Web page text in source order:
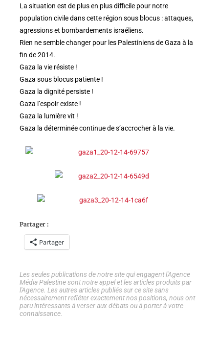
La situation est de plus en plus difficile pour notre
population civile dans cette région sous blocus : attaques,
agressions et bombardements israéliens.
Rien ne semble changer pour les Palestiniens de Gaza à la
fin de 2014.
Gaza la vie résiste !
Gaza sous blocus patiente !
Gaza la dignité persiste !
Gaza l’espoir existe !
Gaza la lumière vit !
Gaza la déterminée continue de s’accrocher à la vie.
Partager :
Partager
Les seules publications de notre site qui engagent l'Agence
Média Palestine sont notre appel et les articles produits par
l'Agence. Les autres articles publiés sur ce site sans
nécessairement refléter exactement nos positions, nous ont
paru intéressants à verser aux débats ou à porter à votre
connaissance.